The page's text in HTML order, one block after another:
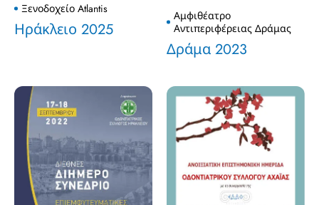
Ξενοδοχείο Atlantis
Ηράκλειο 2025
Αμφιθέατρο
Αντιπεριφέρειας Δράμας
Δράμα 2023